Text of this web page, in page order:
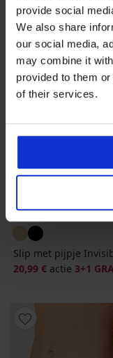
provide social
We also share
our social media,
may combine it
provided to them
of their services.
Slip met pijpje
20,99 € actie 3+1